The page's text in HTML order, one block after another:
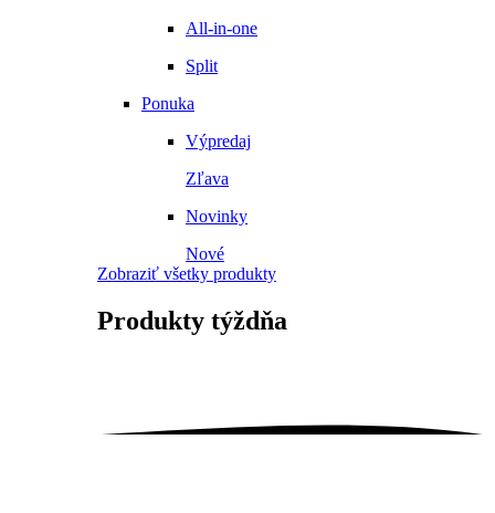
All-in-one
Split
Ponuka
Výpredaj
Zľava
Novinky
Nové
Zobraziť všetky produkty
Produkty týždňa